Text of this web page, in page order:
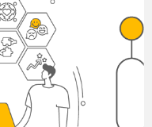
"район
змінної.
перемінної.